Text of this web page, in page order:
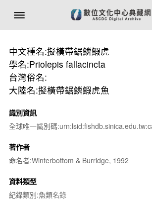
中文種名:擬橫帶鋸鱗鰕虎
學名:Priolepis fallacincta
台灣俗名:
大陸名:擬橫帶鋸鱗鰕虎魚
識別資訊
全球唯一識別碼
著作者
命名者:Winterbottom & Burridge, 1992
資料類型
紀錄類別:魚類名錄